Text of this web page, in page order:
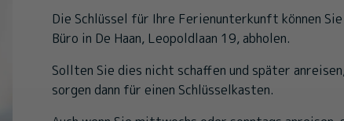
Die Schlüssel für Ihre Ferienunterkunft können
Büro in De Haan, Leopoldlaan 19, abholen.
Sollten Sie dies nicht schaffen und später
sorgen dann für einen Schlüsselkasten.